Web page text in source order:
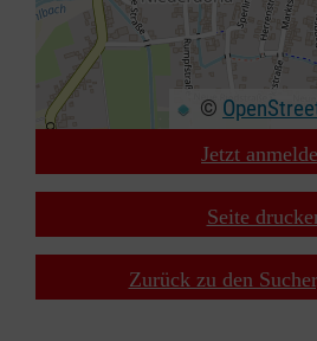
©
Jetzt
Seite
Zurück zu den